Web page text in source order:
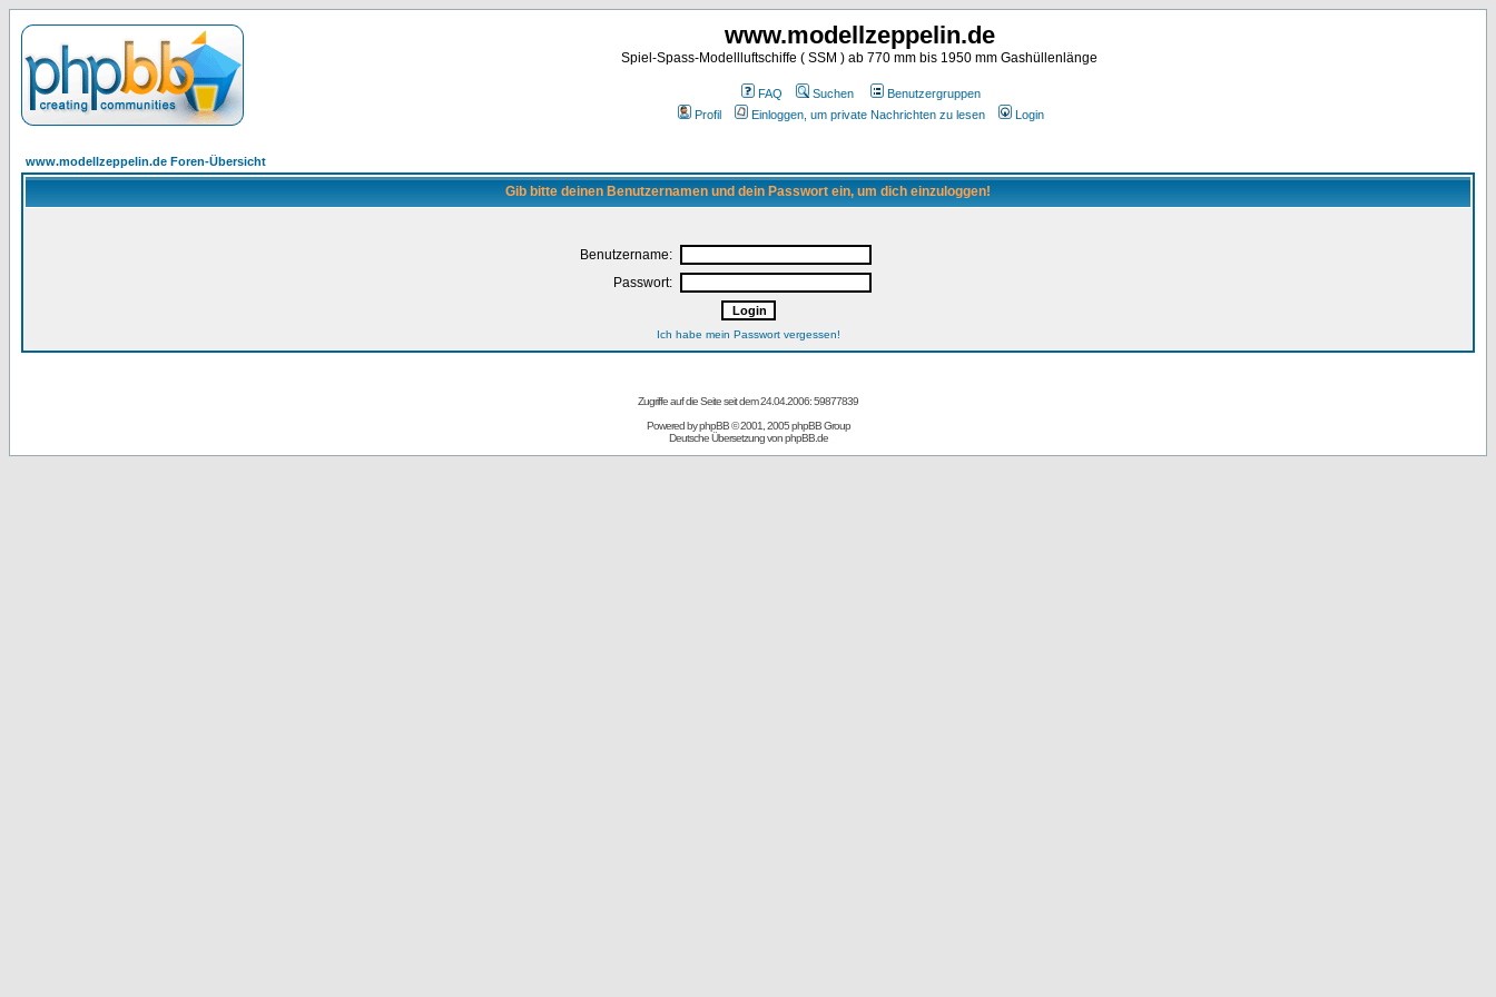
www.modellzeppelin.de
Spiel-Spass-Modellluftschiffe ( SSM ) ab 770 mm bis 1950 mm Gashüllenlänge
FAQ Suchen
Benutzergruppen
Profil
Einloggen, um private Nachrichten zu lesen Login
www.modellzeppelin.de Foren-Übersicht
Gib bitte deinen Benutzernamen und dein Passwort ein, um dich einzuloggen!
Benutzername:
Passwort:
Ich habe mein Passwort vergessen!
Zugriffe auf die Seite seit dem 24.04.2006: 59877839
Powered byphpBB© 2001, 2005 phpBB Group
Deutsche Übersetzung vonphpBB.de